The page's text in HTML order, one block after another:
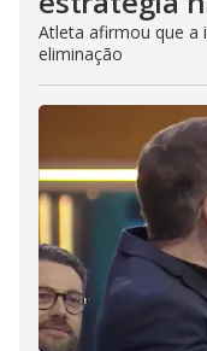
Atleta afirmou que a
eliminação